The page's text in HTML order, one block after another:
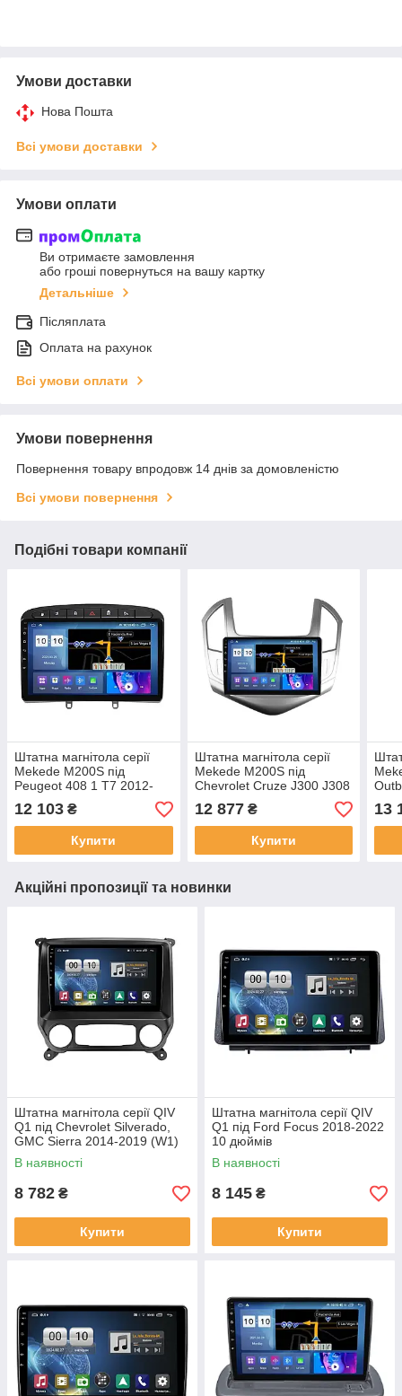
Умови доставки
Нова Пошта
Всі умови доставки
Умови оплати
Ви отримаєте замовлення
або гроші повернуться на вашу картку
Детальніше
Післяплата
Оплата на рахунок
Всі умови оплати
Умови повернення
Повернення товару впродовж 14 днів за домовленістю
Всі умови повернення
Подібні товари компанії
Штатна магнітола серії
Mekede M200S під
Peugeot 408 1 T7 2012-
2020 For Peugeot 308
2007-2015 (F2) 9 дюймів
12 103 ₴
Купити
Штатна магнітола серії
Mekede M200S під
Chevrolet Cruze J300 J308
2012-2015 (W2) 9 дюймів
12 877₴
Купити
9
13
Акційні пропозиції та новинки
Штатна магнітола серії QIV
Q1 під Chevrolet Silverado,
GMC Sierra 2014-2019 (W1)
10 дюймів
В наявності
8 782 ₴
Купити
Штатна магнітола серії QIV
Q1 під Ford Focus 2018-2022
10 дюймів
В наявності
8 145 ₴
Купити